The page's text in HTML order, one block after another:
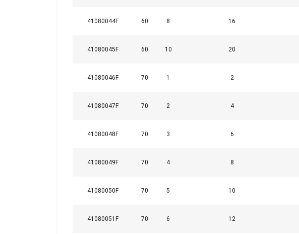
41080044F 60 8 16
41080045F 60 10 20
41080046F 70 1 2
41080047F 70 2 4
41080048F 70 3 6
41080049F 70 4 8
41080050F 70 5 10
41080051F 70 6 12
Znakowanie:
Dodatkowa informacja: